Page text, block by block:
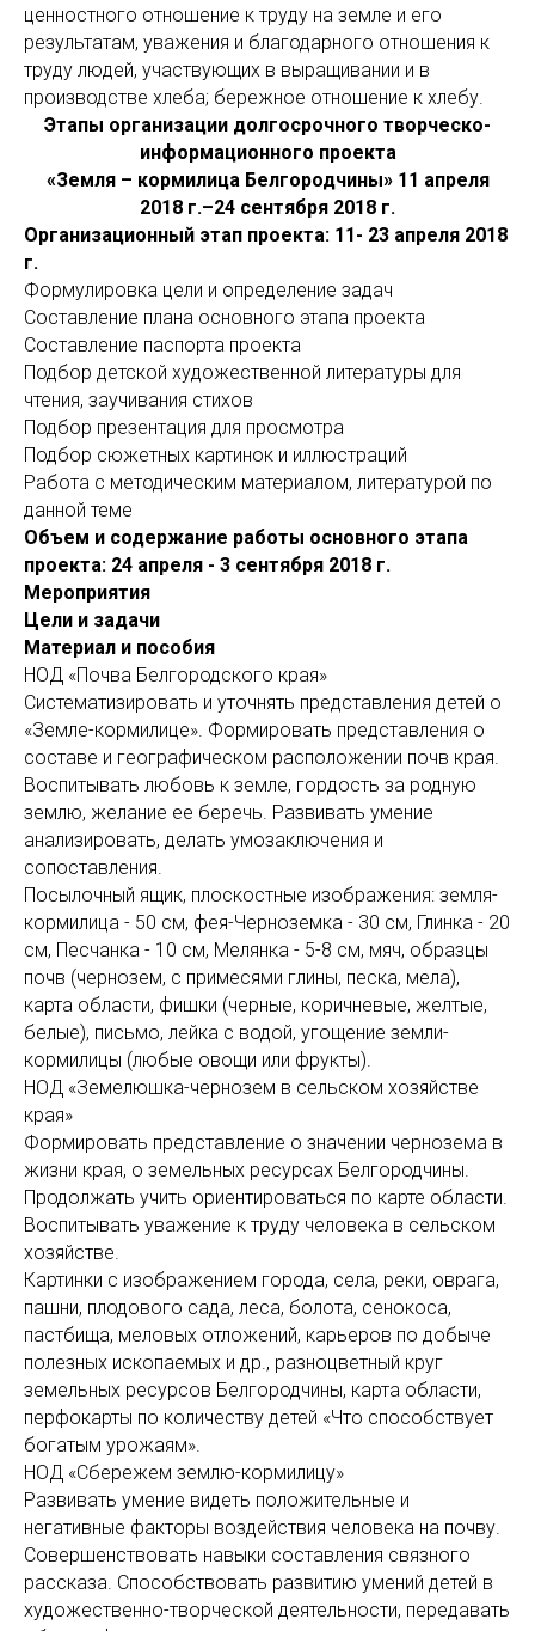
ценностного отноше­ние к труду на земле и его
результатам, уважения и благодарного отношения к
труду людей, участвующих в выращивании и в
производстве хлеба; бережное отношение к хлебу.
Этапы организации долгосрочного творческо-
информационного проекта
«Земля – кормилица Белгородчины» 11 апреля
2018 г.–24 сентября 2018 г.
Организационный этап проекта: 11- 23 апреля 2018
г.
Формулировка цели и определение задач
Составление плана основного этапа проекта
Составление паспорта проекта
Подбор детской художественной литературы для
чтения, заучивания стихов
Подбор презентация для просмотра
Подбор сюжетных картинок и иллюстраций
Работа с методическим материалом, литературой по
данной теме
Объем и содержание работы основного этапа
проекта: 24 апреля - 3 сентября 2018 г.
Мероприятия
Цели и задачи
Материал и пособия
НОД «Почва Белгородского края»
Систематизировать и уточнять представления детей о
«Земле-кормилице». Формировать представления о
составе и гео­графическом расположении почв края.
Воспитывать любовь к зем­ле, гордость за родную
землю, желание ее беречь. Развивать уме­ние
анализировать, делать умозаключения и
сопоставления.
Посылочный ящик, плоскостные изображения: земля-
кормилица - 50 см, фея-Черноземка - 30 см, Глинка - 20
см, Песчанка - 10 см, Мелянка - 5-8 см, мяч, образцы
почв (чернозем, с примесями глины, песка, мела),
карта области, фишки (черные, коричневые, желтые,
белые), письмо, лейка с водой, угощение земли-
кормилицы (любые овощи или фрукты).
НОД «Земелюшка-чернозем в сельском хозяйстве
края»
Формировать представление о значении чернозема в
жизни края, о земельных ресурсах Белгородчины.
Продолжать учить ориентироваться по карте области.
Воспитывать уважение к труду человека в сельском
хозяйстве.
Картинки с изображением города, села, реки, оврага,
пашни, плодового сада, леса, болота, сенокоса,
пастбища, меловых отложений, карьеров по добыче
полезных ископаемых и др., разноцветный круг
земельных ресурсов Белгородчины, карта области,
перфокарты по количеству детей «Что способствует
богатым урожаям».
НОД «Сбережем землю-кормилицу»
Развивать умение видеть положительные и
негативные факторы воздействия человека на почву.
Совершенствовать навыки составления связного
рассказа. Способствовать развитию умений детей в
художественно-творческой деятельности, передавать